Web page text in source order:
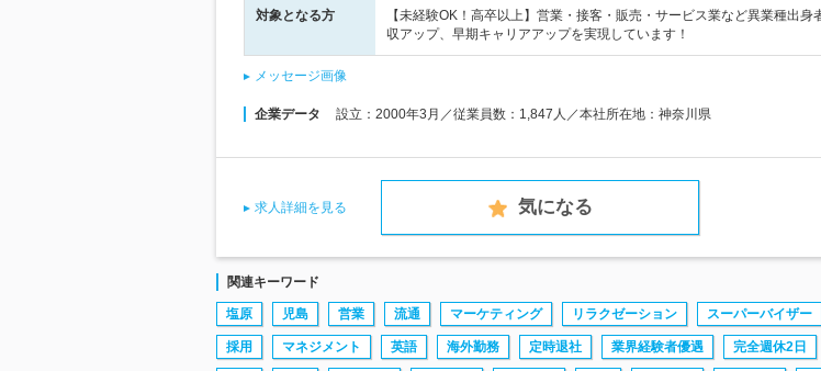
対象となる方
【未経験OK！高卒以上】営業・接客・販売・サービス業など異業種出
収アップ、早期キャリアアップを実現しています！
メッセージ画像
企業データ 設立：2000年3月／従業員数：1,847人／本社所在地：神奈川県
求人詳細を見る 気になる
関連キーワード
塩原 児島 営業 流通 マーケティング リラクゼーション スーパーバイザー
採用 マネジメント 英語 海外勤務 定時退社 業界経験者優遇 完全週休2日